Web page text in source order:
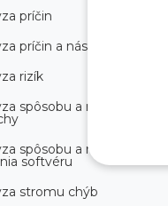
príčin
príčin a následkov
rizík
spôsobu a následkov
spôsobu a následkov
softvéru
stromu chýb